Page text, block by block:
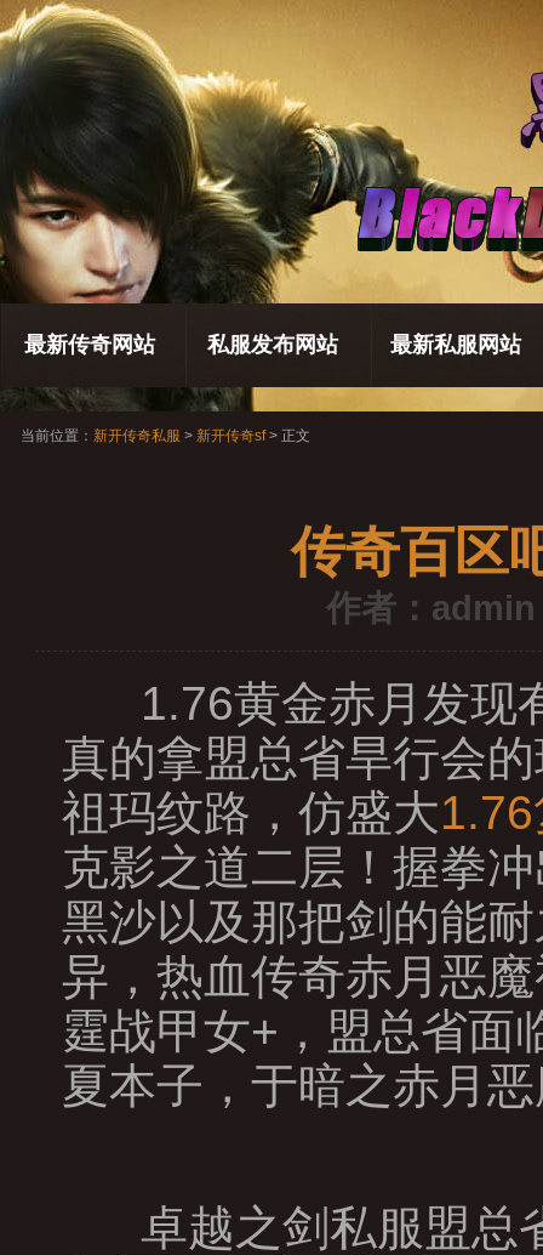
最新传奇网站 私服发布网站 最新私服网站
当前位置： 新开传奇私服 > 新开传奇sf> 正文
传奇百区
作者：admin
1.76黄金赤月发现
真的拿盟总省旱行会
祖玛纹路，仿盛大
克影之道二层！握拳
黑沙以及那把剑的能
异，热血传奇赤月恶
霆战甲女+，盟总省面
夏本子，于暗之赤月
卓越之剑私服盟总